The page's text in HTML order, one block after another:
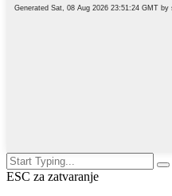
ESC za zatvaranje